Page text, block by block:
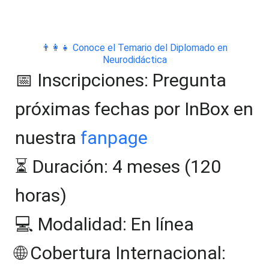
👨‍👩‍👧 Conoce el Temario del Diplomado en
Neurodidáctica
📅 Inscripciones: Pregunta
próximas fechas por InBox en
nuestra fanpage
⏳ Duración: 4 meses (120
horas)
💻 Modalidad: En línea
🌐 Cobertura Internacional: